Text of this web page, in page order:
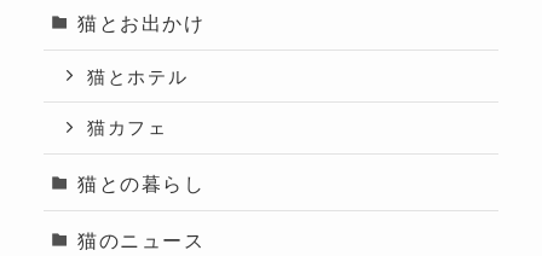
猫とお出かけ
猫とホテル
猫カフェ
猫との暮らし
猫のニュース